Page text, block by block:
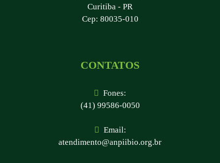
Curitiba - PR
Cep: 80035-010
CONTATOS
Fones:
(41) 99586-0050
Email:
atendimento@anpiibio.org.br